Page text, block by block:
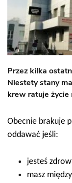
Przez kilka
Niestety stany
krew ratuje życie
Obecnie brakuje
oddawać jeśli:
jesteś
masz